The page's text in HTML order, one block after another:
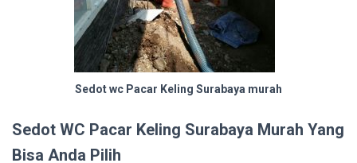
Sedot wc Pacar Keling Surabaya murah
Sedot WC Pacar Keling Surabaya Murah Yang
Bisa Anda Pilih